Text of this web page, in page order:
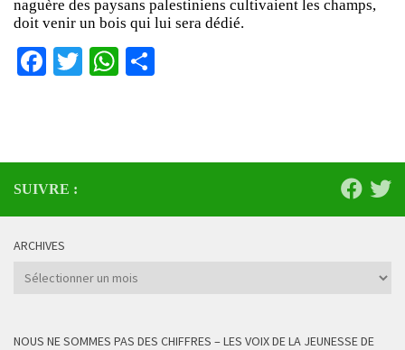
naguère des paysans palestiniens cultivaient les champs,
doit venir un bois qui lui sera dédié.
Facebook
TwitterWhatsApp
SUIVRE :
ARCHIVES
Archives
NOUS NE SOMMES PAS DES CHIFFRES – LES VOIX DE LA JEUNESSE DE